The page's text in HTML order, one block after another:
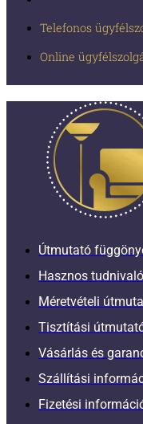
Telefonos
Online
Útmutató
Hasznos
Méretvételi
Tisztítási
Vásárlás és
Szállítási
Fizetési